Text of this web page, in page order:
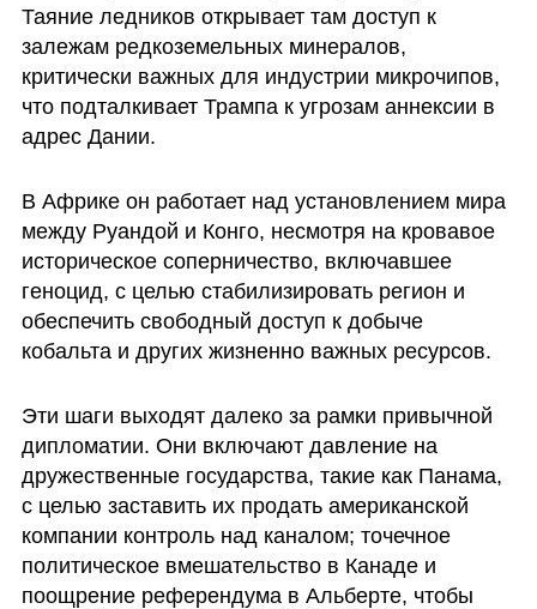
Таяние ледников открывает там доступ к
залежам редкоземельных минералов,
критически важных для индустрии микрочипов,
что подталкивает Трампа к угрозам аннексии в
адрес Дании.
В Африке он работает над установлением мира
между Руандой и Конго, несмотря на кровавое
историческое соперничество, включавшее
геноцид, с целью стабилизировать регион и
обеспечить свободный доступ к добыче
кобальта и других жизненно важных ресурсов.
Эти шаги выходят далеко за рамки привычной
дипломатии. Они включают давление на
дружественные государства, такие как Панама,
с целью заставить их продать американской
компании контроль над каналом; точечное
политическое вмешательство в Канаде и
поощрение референдума в Альберте, чтобы